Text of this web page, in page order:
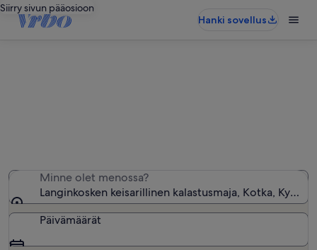
Siirry sivun pääosioon
Hanki sovellus
Minne olet menossa?
Langinkosken keisarillinen kalastusmaja, Kotka,
Päivämäärät